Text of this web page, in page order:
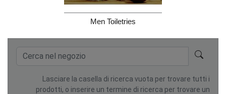
Men Toiletries
Lasciare la casella di ricerca vuota per trovare tutti i
prodotti, o inserire un termine di ricerca per trovare un